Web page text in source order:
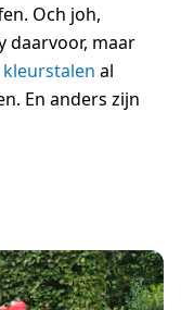
Och joh,
daarvoor, maar
al
En anders zijn